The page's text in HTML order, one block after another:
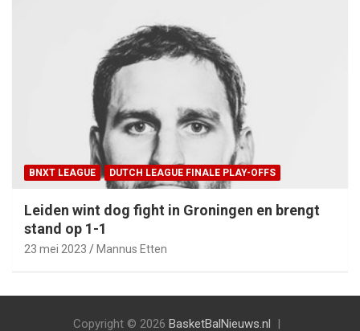
BNXT LEAGUE DUTCH LEAGUE FINALE PLAY-OFFS
Leiden wint dog fight in Groningen en brengt
stand op 1-1
23 mei 2023 Mannus Etten
Copyright © 2026 BasketBalNieuws.nl